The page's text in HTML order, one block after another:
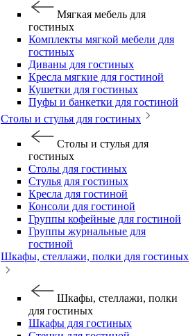
Мягкая мебель для
гостиных
Комплекты мягкой мебели для
гостиных
Диваны для гостиных
Кресла мягкие для гостиной
Кушетки для гостиных
Пуфы и банкетки для гостиной
Столы и стулья для гостиных
Столы и стулья для
гостиных
Столы для гостиных
Стулья для гостиных
Кресла для гостиной
Консоли для гостиной
Группы кофейные для гостиной
Группы журнальные для
гостиной
Шкафы, стеллажи, полки для гостиных
Шкафы, стеллажи, полки
для гостиных
Шкафы для гостиных